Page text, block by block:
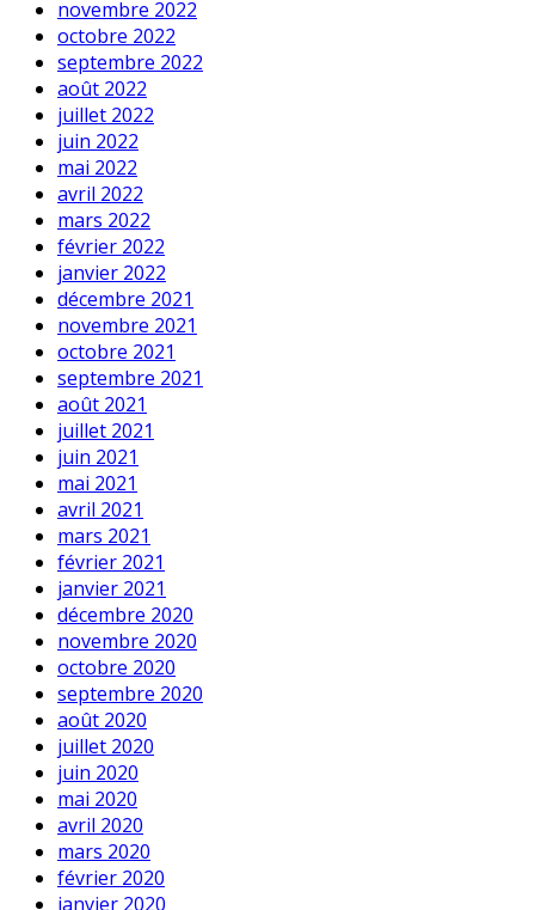
novembre 2022
octobre 2022
septembre 2022
août 2022
juillet 2022
juin 2022
mai 2022
avril 2022
mars 2022
février 2022
janvier 2022
décembre 2021
novembre 2021
octobre 2021
septembre 2021
août 2021
juillet 2021
juin 2021
mai 2021
avril 2021
mars 2021
février 2021
janvier 2021
décembre 2020
novembre 2020
octobre 2020
septembre 2020
août 2020
juillet 2020
juin 2020
mai 2020
avril 2020
mars 2020
février 2020
janvier 2020